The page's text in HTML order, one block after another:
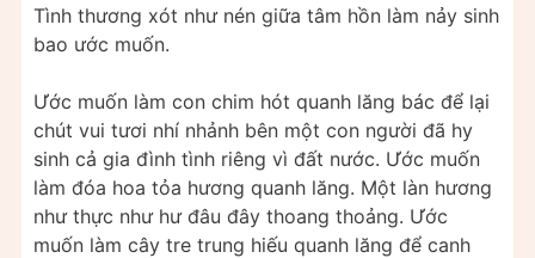
Tình thương xót như nén giữa tâm hồn làm nảy sinh
bao ước muốn.
Ước muốn làm con chim hót quanh lăng bác để lại
chút vui tươi nhí nhảnh bên một con người đã hy
sinh cả gia đình tình riêng vì đất nước. Ước muốn
làm đóa hoa tỏa hương quanh lăng. Một làn hương
như thực như hư đâu đây thoang thoảng. Ước
muốn làm cây tre trung hiếu quanh lăng để canh